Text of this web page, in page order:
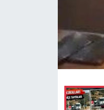
SAĞLIK
Tarihi Yapılarımız